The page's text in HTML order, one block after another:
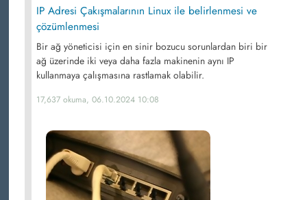
IP Adresi Çakışmalarının Linux ile belirlenmesi ve
çözümlenmesi
Bir ağ yöneticisi için en sinir bozucu sorunlardan biri bir
ağ üzerinde iki veya daha fazla makinenin aynı IP
kullanmaya çalışmasına rastlamak olabilir.
17,637 okuma, 06.10.2024 10:08